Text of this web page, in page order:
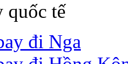
quốc tế
đi Nga